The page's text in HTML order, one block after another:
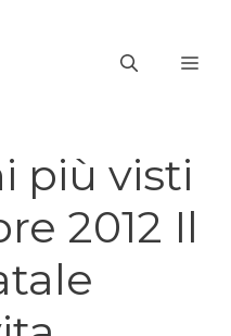
più visti
2012 Il